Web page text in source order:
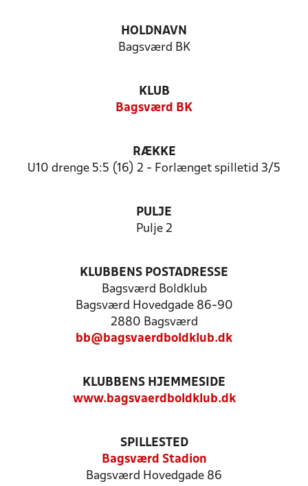
HOLDNAVN
Bagsværd BK
KLUB
Bagsværd BK
RÆKKE
U10 drenge 5:5 (16) 2 - Forlænget spilletid 3/5
PULJE
Pulje 2
KLUBBENS POSTADRESSE
Bagsværd Boldklub
Bagsværd Hovedgade 86-90
2880 Bagsværd
bb@bagsvaerdboldklub.dk
KLUBBENS HJEMMESIDE
www.bagsvaerdboldklub.dk
SPILLESTED
Bagsværd Stadion
Bagsværd Hovedgade 86